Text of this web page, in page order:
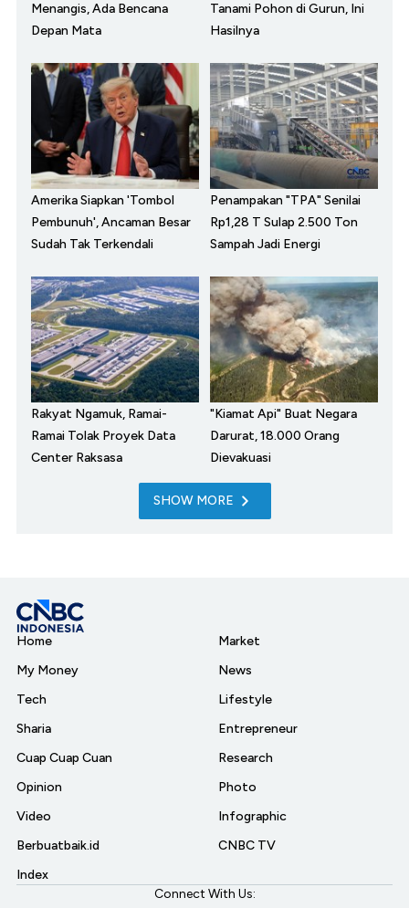
Menangis, Ada Bencana
Depan Mata
Tanami Pohon di Gurun, Ini
Hasilnya
Amerika Siapkan 'Tombol
Pembunuh', Ancaman Besar
Sudah Tak Terkendali
Penampakan "TPA" Senilai
Rp1,28 T Sulap 2.500 Ton
Sampah Jadi Energi
Rakyat Ngamuk, Ramai-
Ramai Tolak Proyek Data
Center Raksasa
"Kiamat Api" Buat Negara
Darurat, 18.000 Orang
Dievakuasi
SHOW MORE
Home
My Money
Tech
Sharia
Cuap Cuap Cuan
Opinion
Video
Berbuatbaik.id
Index
Market
News
Lifestyle
Entrepreneur
Research
Photo
Infographic
CNBC TV
Connect With Us: